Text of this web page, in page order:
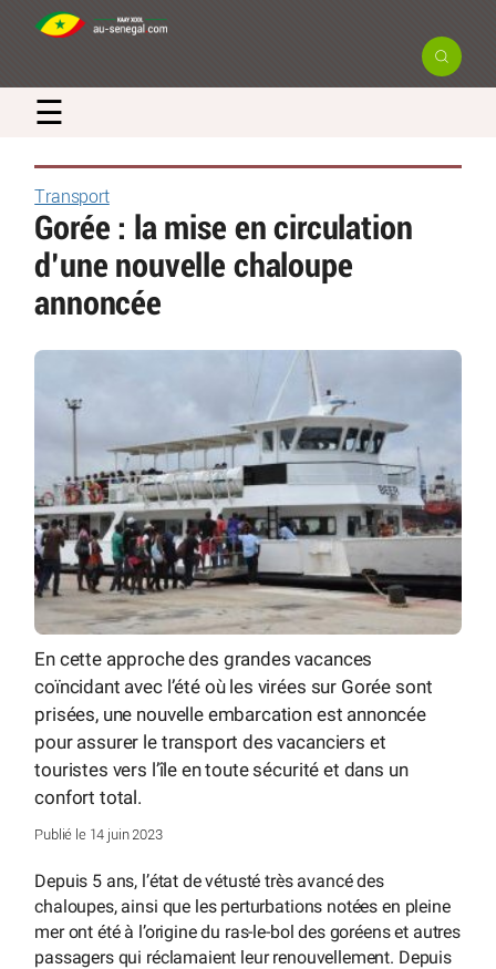
☰
Transport
Gorée : la mise en circulation
d’une nouvelle chaloupe
annoncée
En cette approche des grandes vacances
coïncidant avec l’été où les virées sur Gorée sont
prisées, une nouvelle embarcation est annoncée
pour assurer le transport des vacanciers et
touristes vers l’île en toute sécurité et dans un
confort total.
Publié le 14 juin 2023
Depuis 5 ans, l’état de vétusté très avancé des
chaloupes, ainsi que les perturbations notées en pleine
mer ont été à l’origine du ras-le-bol des goréens et autres
passagers qui réclamaient leur renouvellement. Depuis